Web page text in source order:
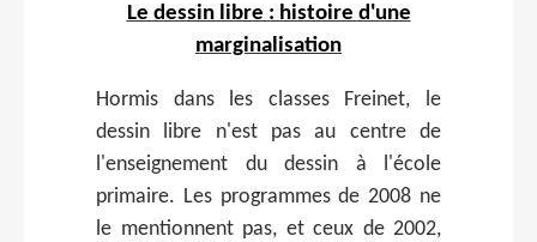
Le dessin libre : histoire d'une
marginalisation
Hormis dans les classes Freinet, le
dessin libre n'est pas au centre de
l'enseignement du dessin à l'école
primaire. Les programmes de 2008 ne
le mentionnent pas, et ceux de 2002,